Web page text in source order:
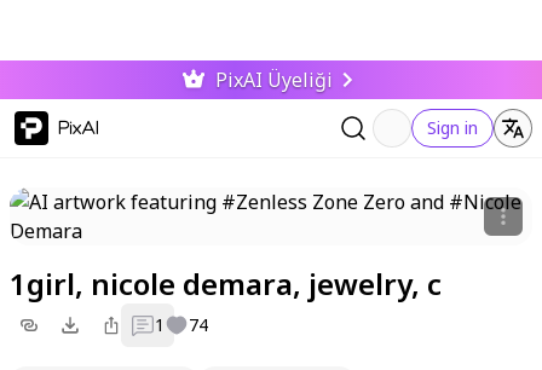
PixAI Üyeliği
PixAI Sign in
1girl, nicole demara, jewelry, c
1 74